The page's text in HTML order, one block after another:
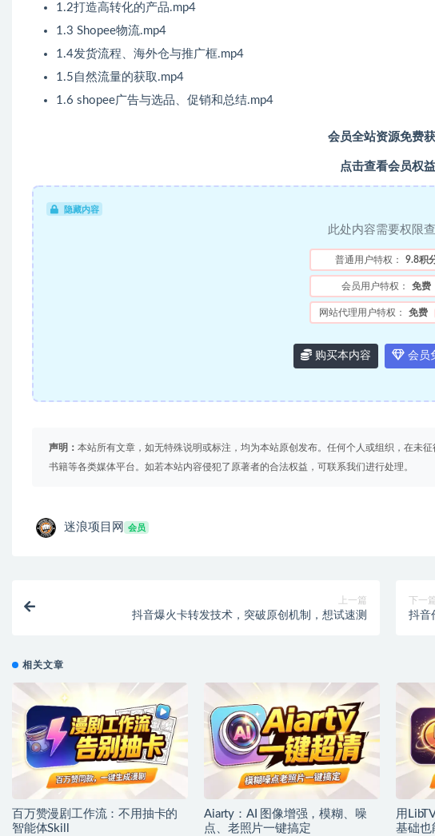
1.2打造高转化的产品.mp4
1.3 Shopee物流.mp4
1.4发货流程、海外仓与推广框.mp4
1.5自然流量的获取.mp4
1.6 shopee广告与选品、促销和总结.mp4
会员全站资源免费
点击查看会员权益
隐藏内容
此处内容需要权限
普通用户特权： 9.8积
会员用户特权： 免费
网站代理用户特权： 免费
购买本内容 会员
声明： 本站所有文章，如无特殊说明或标注，均为本站原创发布。任何个人或组织，在未
书籍等各类媒体平台。如若本站内容侵犯了原著者的合法权益，可联系我们进行处理。
迷浪项目网 会员
上一篇
抖音爆火卡转发技术，突破原创机制，想试速测
下一
抖音
相关文章
百万赞漫剧工作流：不用抽卡的
智能体Skill
Aiarty：AI 图像增强，模糊、噪
点、老照片一键搞定
用
基础也